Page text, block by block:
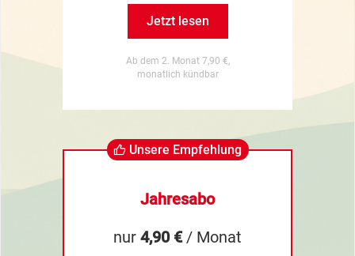
Jetzt lesen
Ab dem 2. Monat 7,90 €,
monatlich kündbar
Unsere Empfehlung
Jahresabo
nur 4,90 €/ Monat